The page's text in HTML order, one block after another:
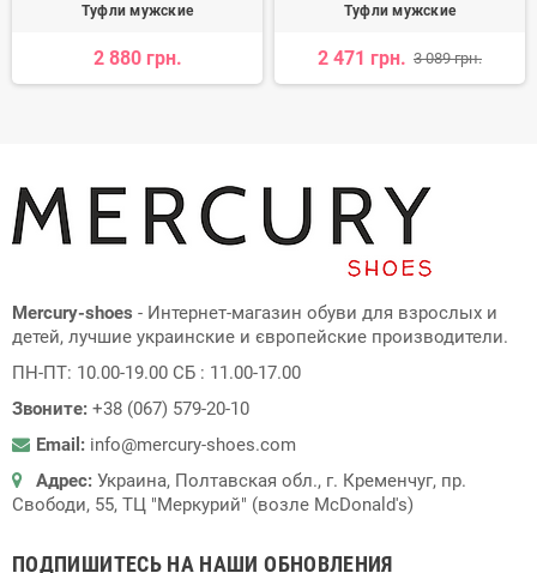
Туфли мужские
2 880 грн.
Туфли мужские
2 471 грн. 3 089 грн.
Mercury-shoes - Интернет-магазин обуви для взрослых и
детей, лучшие украинские и європейские производители.
ПН-ПТ: 10.00-19.00 СБ : 11.00-17.00
Звоните: +38 (067) 579-20-10
Email: info@mercury-shoes.com
Адрес: Украина, Полтавская обл., г. Кременчуг, пр.
Свободи, 55, ТЦ "Меркурий" (возле McDonald's)
ПОДПИШИТЕСЬ НА НАШИ ОБНОВЛЕНИЯ